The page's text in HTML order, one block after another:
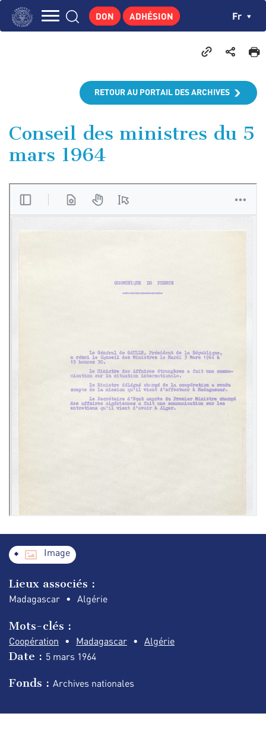
Aller
CENTRE DE RECHERCHES
PUBLICATIONS
ACTUALITÉS
ENSEIGNEMENT
DON ADHÉSION Fr
RETOUR AU PORTAIL DES ARCHIVES
Conseil des ministres du 5
mars 1964
Image
Lieux associés :
Madagascar Algérie
Mots-clés :
Coopération Madagascar Algérie
Date : 5 mars 1964
Fonds : Archives nationales
Panneau de gestion des cookies